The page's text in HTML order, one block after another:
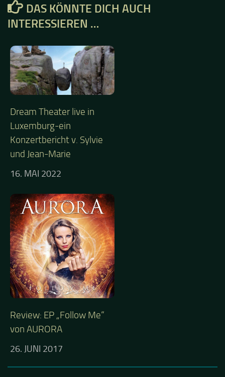
DAS KÖNNTE DICH AUCH
INTERESSIEREN …
Dream Theater live in
Luxemburg-ein
Konzertbericht v. Sylvie
und Jean-Marie
16. MAI 2022
Review: EP „Follow Me“
von AURORA
26. JUNI 2017